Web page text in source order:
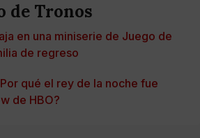
de Tronos
en una miniserie de Juego de
de regreso
qué el rey de la noche fue
de HBO?